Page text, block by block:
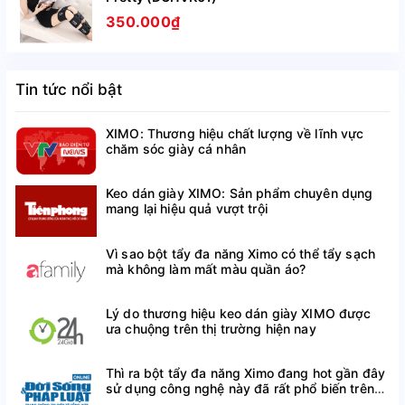
Khăn lau giày SNEAK3R được làm từ công thức an
các sản phẩm khác trên thị trường.
HƯỚNG DẪN SỬ DỤNG
BƯỚC 1: Mở nắp và rút khăn lau giày.
BƯỚC 2 : Đặt khăn lau lên bề mặt giày và lau nhẹ
nhàng, để khô trong 2 phút. Đảm bảo bạn không áp
lực quá mạnh để tránh gây trầy xước hoặc làm hỏng
chất liệu giày.
BƯỚC 3: Đặt giày ở nơi thoáng mát, tránh ánh nắng
chất liệu giày.
350.000₫
Tin tức nổi bật
XIMO: Thương hiệu chất lượng về lĩnh vực
chăm sóc giày cá nhân
Keo dán giày XIMO: Sản phẩm chuyên dụng
mang lại hiệu quả vượt trội
Vì sao bột tẩy đa năng Ximo có thể tẩy sạch
mà không làm mất màu quần áo?
Lý do thương hiệu keo dán giày XIMO được
ưa chuộng trên thị trường hiện nay
Thì ra bột tẩy đa năng Ximo đang hot gần đây
sử dụng công nghệ này đã rất phổ biến trên